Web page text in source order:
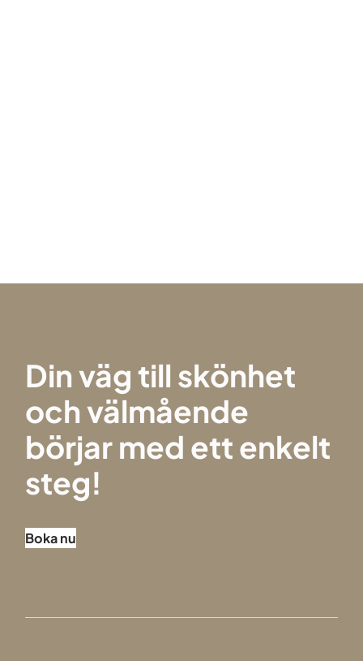
Din väg till skönhet
och välmående
börjar med ett enkelt
steg!
Boka nu